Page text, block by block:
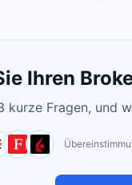
Ihren
kurze Fragen, und